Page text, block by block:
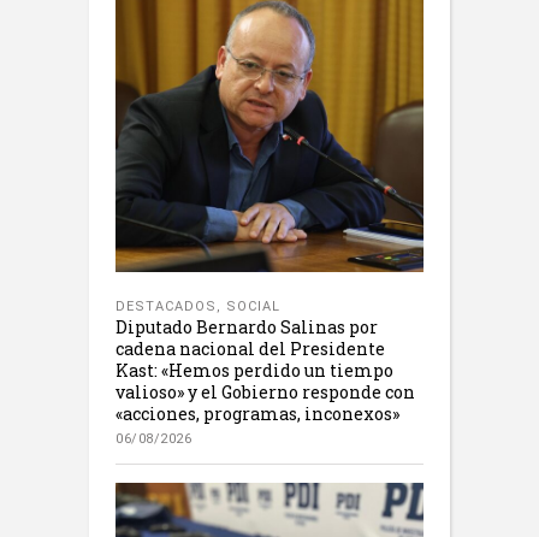
DESTACADOS , SOCIAL
Diputado Bernardo Salinas por
cadena nacional del Presidente
Kast: «Hemos perdido un tiempo
valioso» y el Gobierno responde con
«acciones, programas, inconexos»
06/08/2026